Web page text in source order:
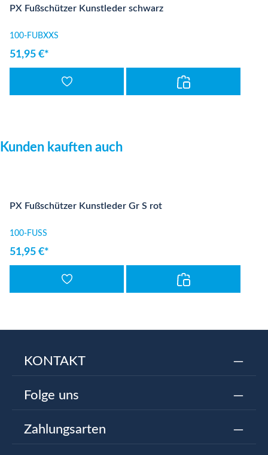
PX Fußschützer Kunstleder schwarz
100-FUBXXS
51,95 €*
Produktgalerie überspringen
Kunden kauften auch
PX Fußschützer Kunstleder Gr S rot
100-FUSS
51,95 €*
KONTAKT
Folge uns
Zahlungsarten